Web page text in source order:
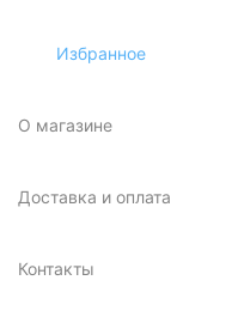
Избранное
О магазине
Доставка и оплата
Контакты